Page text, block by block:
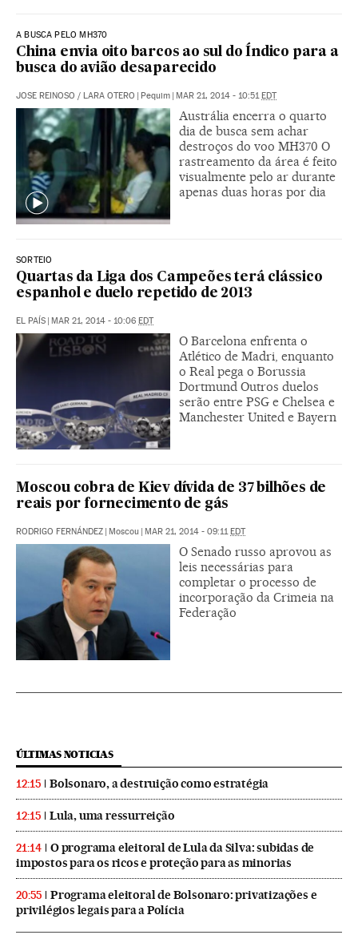
A BUSCA PELO MH370
China envia oito barcos ao sul do Índico para a
busca do avião desaparecido
JOSE REINOSO / LARA OTERO | Pequim | MAR 21, 2014 - 10:51EDT
Austrália encerra o quarto
dia de busca sem achar
destroços do voo MH370 O
rastreamento da área é feito
visualmente pelo ar durante
apenas duas horas por dia
SORTEIO
Quartas da Liga dos Campeões terá clássico
espanhol e duelo repetido de 2013
EL PAÍS | MAR 21, 2014 - 10:06 EDT
O Barcelona enfrenta o
Atlético de Madri, enquanto
o Real pega o Borussia
Dortmund Outros duelos
serão entre PSG e Chelsea e
Manchester United e Bayern
Moscou cobra de Kiev dívida de 37 bilhões de
reais por fornecimento de gás
RODRIGO FERNÁNDEZ | Moscou | MAR 21, 2014 - 09:11EDT
O Senado russo aprovou as
leis necessárias para
completar o processo de
incorporação da Crimeia na
Federação
ÚLTIMAS NOTICIAS
12:15 Bolsonaro, a destruição como estratégia
12:15 Lula, uma ressurreição
21:14
O programa eleitoral de Lula da Silva: subidas de
impostos para os ricos e proteção para as minorias
20:55
Programa eleitoral de Bolsonaro: privatizações e
privilégios legais para a Polícia